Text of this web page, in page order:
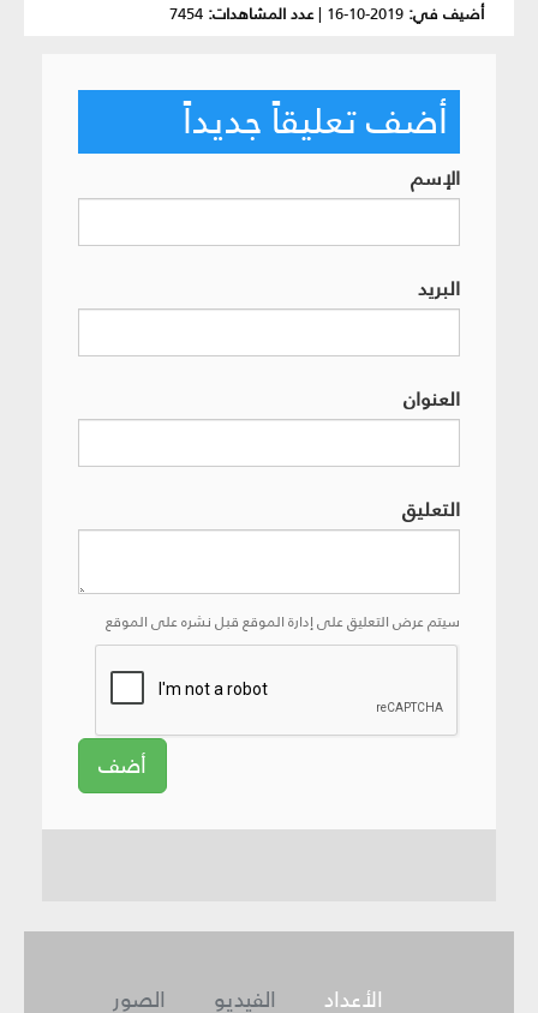
أضيف في: 2019-10-16
|عدد المشاهدات: 7454
أضف تعليقاً جديداً
الإسم
البريد
العنوان
التعليق
سيتم عرض التعليق على إدارة الموقع قبل نشره على الموقع
أضف
الصور الفيديو الأعداد